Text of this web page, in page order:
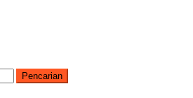
Pencarian